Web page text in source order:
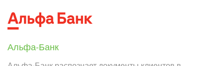
Альфа-Банк